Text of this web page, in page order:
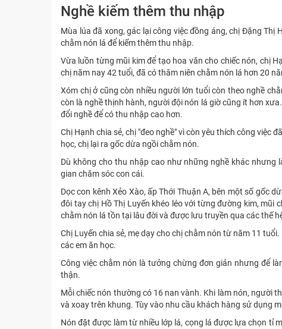
Nghề kiếm thêm thu nhập
Mùa lúa đã xong, gác lại công việc đồng áng, chị Đặng
chằm nón lá để kiếm thêm thu nhập.
Vừa luồn từng mũi kim để tạo hoa văn cho chiếc nón, chị
chị năm nay 42 tuổi, đã có thâm niên chằm nón lá hơn 20
Xóm chị ở cũng còn nhiều người lớn tuổi còn theo nghề
còn là nghề thịnh hành, người đội nón lá giờ cũng ít hơn
đổi nghề để có thu nhập cao hơn.
Chị Hạnh chia sẻ, chị "đeo nghề" vì còn yêu thích công việc
học, chị lại ra gốc dừa ngồi chằm nón.
Dù không cho thu nhập cao như những nghề khác
gian chăm sóc con cái.
Dọc con kênh Xẻo Xào, ấp Thới Thuận A, bên một số gốc
đôi tay chị Hồ Thị Luyến khéo léo với từng đường kim, mũi
chằm nón lá tồn tại lâu đời và được lưu truyền qua các thế
Chị Luyến chia sẻ, mẹ dạy cho chị chằm nón từ năm 11
các em ăn học.
Công việc chằm nón là tưởng chừng đơn giản nhưng để
thận.
Mỗi chiếc nón thường có 16 nan vành. Khi làm nón, người
và xoay trên khung. Tùy vào nhu cầu khách hàng sử dụng
Nón đặt được làm từ nhiều lớp lá, cọng lá được lựa chọn tỉ